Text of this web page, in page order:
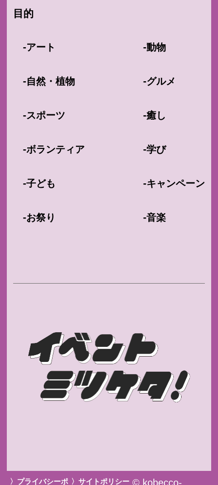
目的
-アート
-自然・植物
-スポーツ
-ボランティア
-子ども
-お祭り
-動物
-グルメ
-癒し
-学び
-キャンペーン
-音楽
〉プライバシーポ 〉サイトポリシー © kobecco-